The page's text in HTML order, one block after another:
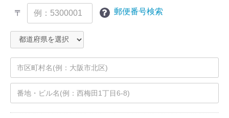
〒
郵便番号検索